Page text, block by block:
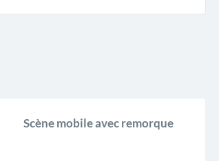
Scène mobile avec remorque